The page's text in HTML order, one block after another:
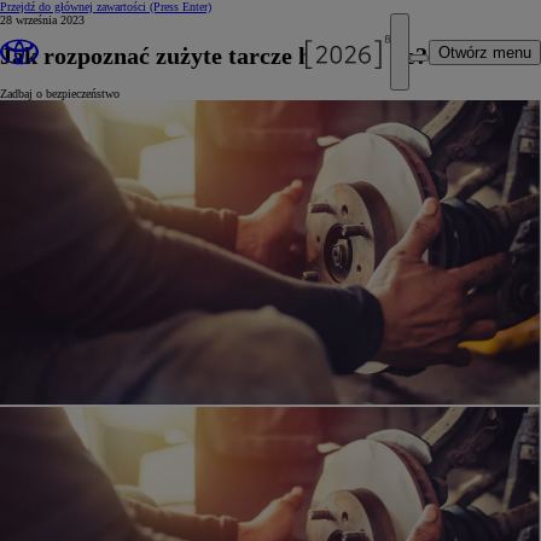
Przejdź do głównej zawartości (Press Enter)
Otwórz menu
28 września 2023
Jak rozpoznać zużyte tarcze hamulcowe?
Zadbaj o bezpieczeństwo